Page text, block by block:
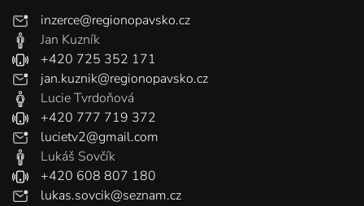
inzerce@regionopavsko.cz
Jan Kuzník
+420 725 352 171
jan.kuznik@regionopavsko.cz
Lucie Tvrdoňová
+420 777 719 372
lucietv2@gmail.com
Lukáš Sovčík
+420 608 807 180
lukas.sovcik@seznam.cz